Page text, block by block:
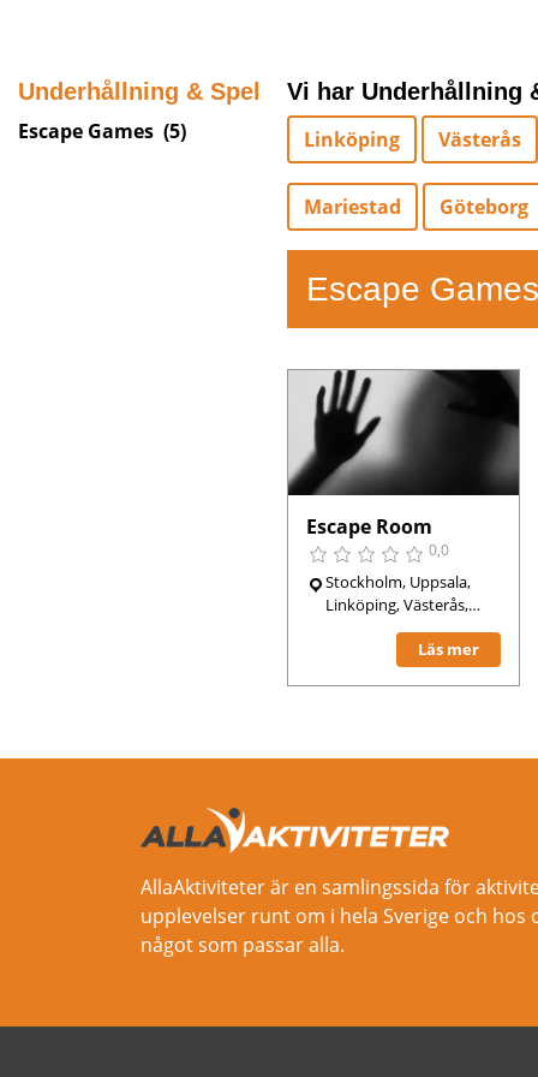
Underhållning & Spel
Escape Games (5)
Vi har Underhållning
Linköping
Västerås
Mariestad Göteborg
Escape Games
Escape Room
0,0
Stockholm, Uppsala,
Linköping, Västerås,
Helsingborg,
Norrköping, Jönköping,
Lund, Borlänge,
Läs mer
AllaAktiviteter är en samlingssida för
upplevelser runt om i hela Sverige och hos
något som passar alla.